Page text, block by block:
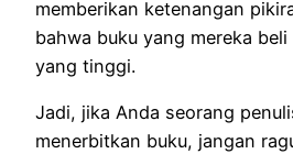
memberikan ketenangan
bahwa buku yang mereka
yang tinggi.
Jadi, jika Anda seorang
menerbitkan buku, jangan